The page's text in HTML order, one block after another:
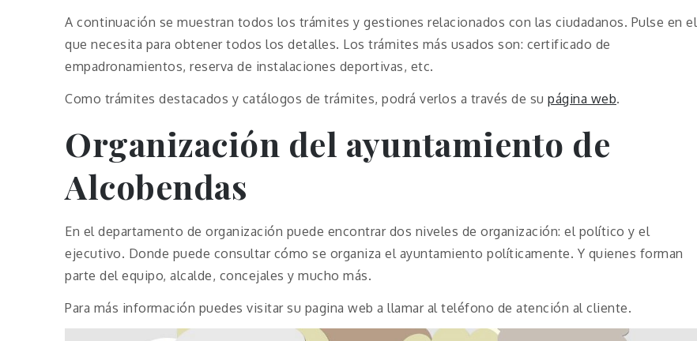
A continuación se muestran todos los trámites y gestiones relacionados con las ciudadanos. Pulse en el
que necesita para obtener todos los detalles. Los trámites más usados son: certificado de
empadronamientos, reserva de instalaciones deportivas, etc.
Como trámites destacados y catálogos de trámites, podrá verlos a través de su página web.
Organización del ayuntamiento de
Alcobendas
En el departamento de organización puede encontrar dos niveles de organización: el político y el
ejecutivo. Donde puede consultar cómo se organiza el ayuntamiento políticamente. Y quienes forman
parte del equipo, alcalde, concejales y mucho más.
Para más información puedes visitar su pagina web a llamar al teléfono de atención al cliente.